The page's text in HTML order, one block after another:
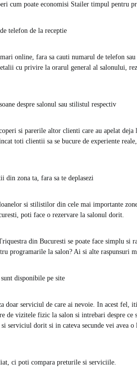
cum poate economisi Stailer timpul pentru
telefon de la receptie
online, fara sa cauti numarul de telefon
cu privire la orarul general al salonului,
despre salonul sau stilistul respectiv
si parerile altor clienti care au apelat
toti clientii sa se bucure de experiente
din zona ta, fara sa te deplasezi
si stilistilor din cele mai importante
poti face o rezervare la salonul dorit.
din Bucuresti se poate face simplu si
programarile la salon? Ai si alte raspunsuri
disponibile pe site
doar serviciul de care ai nevoie. In acest fel,
de vizitele fizic la salon si intrebari despre
serviciul dorit si in cateva secunde vei avea
ci poti compara preturile si serviciile.